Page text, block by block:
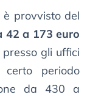
è provvisto del
42 a 173 euro
gli uffici
periodo
da 430 a